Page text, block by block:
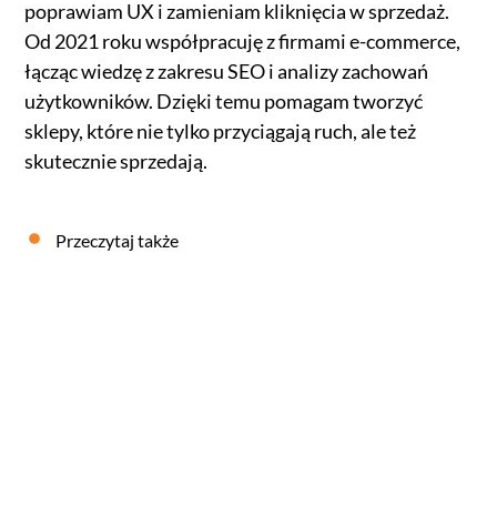
poprawiam UX i zamieniam kliknięcia w sprzedaż.
Od 2021 roku współpracuję z firmami e-commerce,
łącząc wiedzę z zakresu SEO i analizy zachowań
użytkowników. Dzięki temu pomagam tworzyć
sklepy, które nie tylko przyciągają ruch, ale też
skutecznie sprzedają.
Przeczytaj także